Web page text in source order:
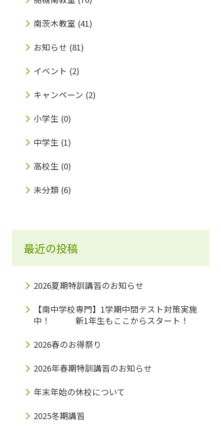
南茨木教室 (41)
お知らせ (81)
イベント (2)
キャンペーン (2)
小学生 (0)
中学生 (1)
高校生 (0)
未分類 (6)
最近の投稿
2026夏期特訓講習のお知らせ
【南中学校専門】1学期中間テスト対策実施
中！ 新1年生もここからスタート！
2026春のお得祭り
2026年春期特訓講習のお知らせ
年末年始の休校について
2025冬期講習